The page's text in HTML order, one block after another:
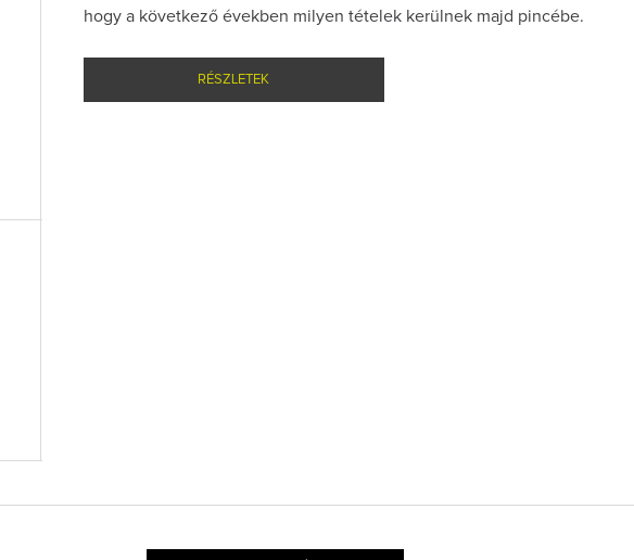
hogy a következő években milyen tételek kerülnek majd pincébe.
RÉSZLETEK